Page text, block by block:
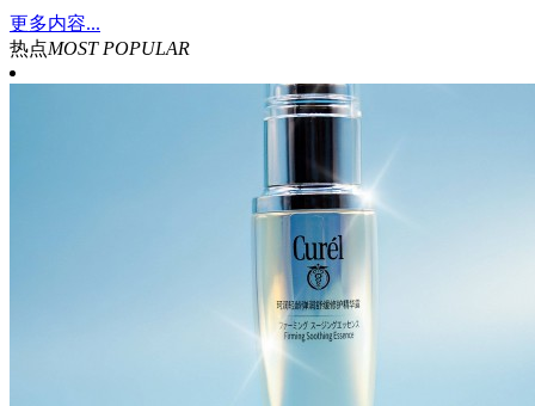
更多内容...
热点MOST POPULAR